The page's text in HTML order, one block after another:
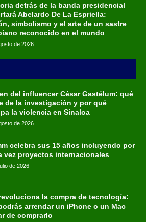
detrás de la banda presidencial
Abelardo De La Espriella:
simbolismo y el arte de un sastre
reconocido en el mundo
de 2026
del influencer César Gastélum: qué
de la investigación y por qué
la violencia en Sinaloa
de 2026
celebra sus 15 años incluyendo por
vez proyectos internacionales
de 2026
la compra de tecnología:
arrendar un iPhone o un Mac
de comprarlo